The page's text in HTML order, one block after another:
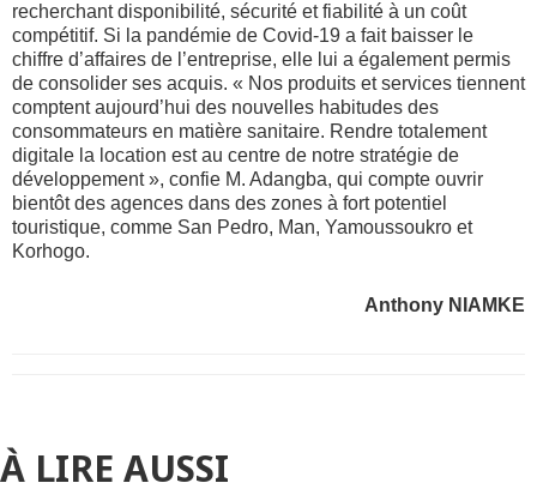
recherchant disponibilité, sécurité et fiabilité à un coût
compétitif. Si la pandémie de Covid-19 a fait baisser le
chiffre d’affaires de l’entreprise, elle lui a également permis
de consolider ses acquis. « Nos produits et services tiennent
comptent aujourd’hui des nouvelles habitudes des
consommateurs en matière sanitaire. Rendre totalement
digitale la location est au centre de notre stratégie de
développement », confie M. Adangba, qui compte ouvrir
bientôt des agences dans des zones à fort potentiel
touristique, comme San Pedro, Man, Yamoussoukro et
Korhogo.
Anthony NIAMKE
À LIRE AUSSI